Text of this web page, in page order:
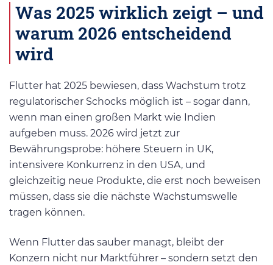
Was 2025 wirklich zeigt – und
warum 2026 entscheidend
wird
Flutter hat 2025 bewiesen, dass Wachstum trotz
regulatorischer Schocks möglich ist – sogar dann,
wenn man einen großen Markt wie Indien
aufgeben muss. 2026 wird jetzt zur
Bewährungsprobe: höhere Steuern in UK,
intensivere Konkurrenz in den USA, und
gleichzeitig neue Produkte, die erst noch beweisen
müssen, dass sie die nächste Wachstumswelle
tragen können.
Wenn Flutter das sauber managt, bleibt der
Konzern nicht nur Marktführer – sondern setzt den